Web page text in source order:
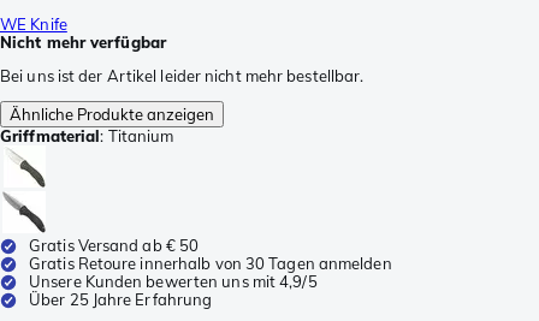
WE Knife
Nicht mehr verfügbar
Bei uns ist der Artikel leider nicht mehr bestellbar.
Ähnliche Produkte anzeigen
Griffmaterial: Titanium
Gratis Versand ab € 50
Gratis Retoure innerhalb von 30 Tagen anmelden
Unsere Kunden bewerten uns mit 4,9/5
Über 25 Jahre Erfahrung